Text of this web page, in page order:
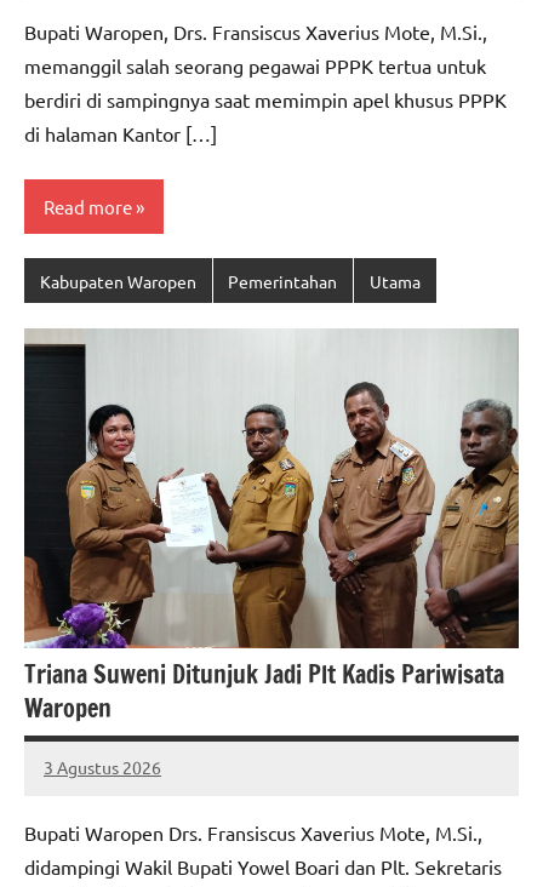
Bupati Waropen, Drs. Fransiscus Xaverius Mote, M.Si.,
memanggil salah seorang pegawai PPPK tertua untuk
berdiri di sampingnya saat memimpin apel khusus PPPK
di halaman Kantor […]
Read more
Kabupaten Waropen Pemerintahan Utama
Triana Suweni Ditunjuk Jadi Plt Kadis Pariwisata
Waropen
3 Agustus 2026
MEPAGO
No
Bupati Waropen Drs. Fransiscus Xaverius Mote, M.Si.,
didampingi Wakil Bupati Yowel Boari dan Plt. Sekretaris